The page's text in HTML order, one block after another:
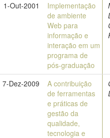
1-Out-2001
Implementação
de ambiente
Web para
informação e
interação em um
programa de
pós-graduação
7-Dez-2009
A contribuição
de ferramentas
e práticas de
gestão da
qualidade,
tecnologia e